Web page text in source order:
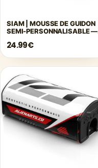
SIAM | MOUSSE DE GUIDON
SEMI-PERSONNALISABLE —
24.99€